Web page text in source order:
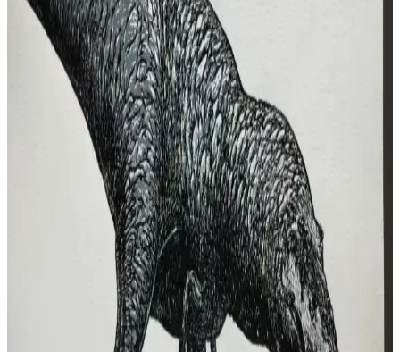
bir alternatif sunar. Mekanik modifikasyonlarla performans artırılır,
farklı boyutlarda net ve dengeli baskılar yapılabilir.
Jigsaw Linocut Tekniğiyle Alberta'dan Glacier
National Park'a Dağ Manzarası Baskısı
Jigsaw linocut tekniğiyle Alberta'dan Glacier National Park'a bakan
dağ manzarasında renk karışımları ve kompozisyon dengesi
inceleniyor. Mürekkep katmanları ve görsel kontrastlar baskının
atmosferini oluşturuyor.
Linocut Sanatında Kişisel Stil ve Teknik Gelişim:
Mark III Çalışmasının İncelenmesi
Mark III çalışması, linocut baskı sanatında teknik ustalık ve kişisel
ifade arasındaki dengeyi araştırır. Minimalizm ve gerçekçilikle insan
anatomisi linocut'ta özgün biçimde sunuluyor.
Linocut Kedi Ayraçlarının Malzeme Seçimi ve
Üretim Süreci Detayları